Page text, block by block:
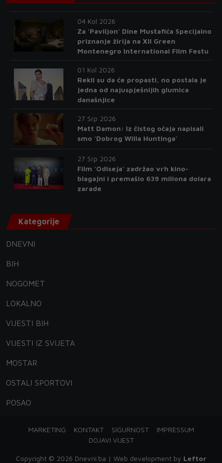
04 Kol 2026
Za 'Paviljon' Dine Mustafića Specijalno
priznanje žirija na XII Green
Montenegro International Film Festu
01 Kol 2026
Rekli su da će propasti, no postala je
jedna od najuspješnijih glumica
današnjice
27 Srp 2026
Matt Damon: Iz čistog očaja napisali
smo 'Dobrog Willa Huntinga'
27 Srp 2026
Film 'Odiseja' zadržao vrh kino-
blagajni i premašio 639 miliona dolara
zarade
Kategorije
DNEVNI
BIH
NOGOMET
LOKALNO
VIJESTI BIH
VIJESTI IZ SVIJETA
MOSTAR
OSTALI SPORTOVI
POSAO
MARKETING KONTAKT SIGURNOST
IMPRESSUM
DOJAVI VIJEST
Copyright © 2026 Dnevni.ba | Web development by Leftor